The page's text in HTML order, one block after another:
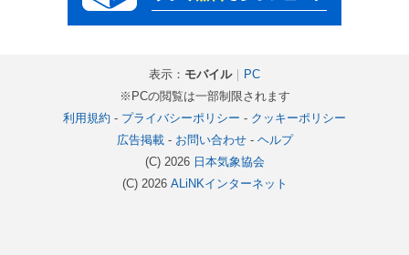
表示： モバイル｜
PC
※PCの閲覧は一部制限されます
利用規約 - プライバシーポリシー - クッキーポリシー
広告掲載- お問い合わせ- ヘルプ
(C) 2026 日本気象協会
(C) 2026 ALiNKインターネット